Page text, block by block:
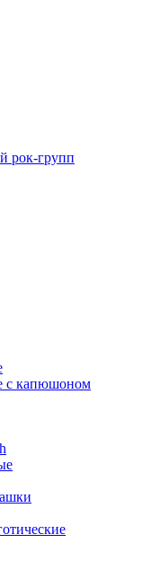
рок-групп
с капюшоном